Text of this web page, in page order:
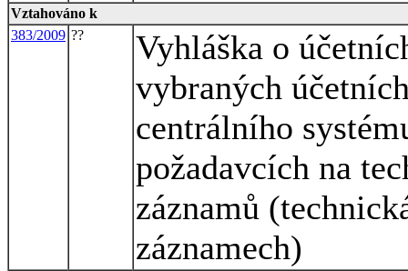
Vztahováno k
383/2009 ??
Vyhláška o
vybraných
centrálního
požadavcích na
záznamů
záznamech)